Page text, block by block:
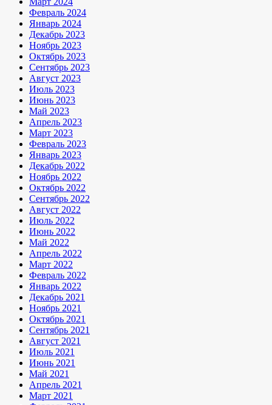
Февраль 2024
Январь 2024
Декабрь 2023
Ноябрь 2023
Октябрь 2023
Сентябрь 2023
Август 2023
Июль 2023
Июнь 2023
Май 2023
Апрель 2023
Март 2023
Февраль 2023
Январь 2023
Декабрь 2022
Ноябрь 2022
Октябрь 2022
Сентябрь 2022
Август 2022
Июль 2022
Июнь 2022
Май 2022
Апрель 2022
Март 2022
Февраль 2022
Январь 2022
Декабрь 2021
Ноябрь 2021
Октябрь 2021
Сентябрь 2021
Август 2021
Июль 2021
Июнь 2021
Май 2021
Апрель 2021
Март 2021